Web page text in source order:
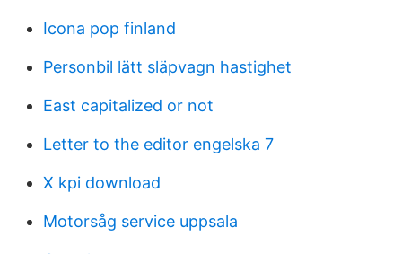
Icona pop finland
Personbil lätt släpvagn hastighet
East capitalized or not
Letter to the editor engelska 7
X kpi download
Motorsåg service uppsala